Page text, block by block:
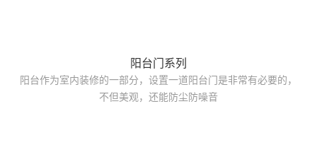
阳台门系列
阳台作为室内装修的一部分，设置一道阳台门是非常有必要的，
不但美观，还能防尘防噪音